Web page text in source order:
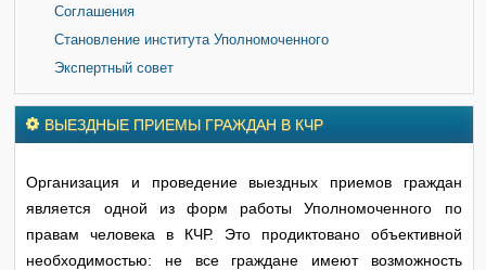
Соглашения
Становление института Уполномоченного
Экспертный совет
ВЫЕЗДНЫЕ ПРИЕМЫ ГРАЖДАН В КЧР
Организация и проведение выездных приемов граждан
является одной из форм работы Уполномоченного по
правам человека в КЧР. Это продиктовано объективной
необходимостью: не все граждане имеют возможность